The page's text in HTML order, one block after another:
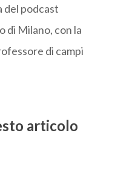
del podcast
di Milano, con la
di campi
articolo